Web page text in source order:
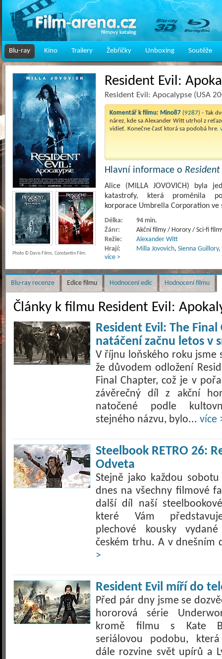
Blu-ray Kino Trailery Žebříčky Unboxing Soutěže
Resident Evil:
Resident Evil: Apocalypse (USA
Komentář k filmu: Mino87 (9287) - Tak
nárez, kde sa Alexander Witt utrhol z
vidieť. Konečne časť ktorá sa podobá hre.
Hlavní informace o
Alice (MILLA JOVOVICH) byla
katastrofy, která proměnila
korporace Umbrella Corporation
Délka:
94 min.
Žánr:
Akční filmy / Horory / Sci-fi
Režie:
Alexander Witt
Hrají:
Milla Jovovich, Sienna Guillory,
více >
Photo © Davis Films, Constantin Film.
Blu-ray recenze Edice filmu Hodnocení edic Hodnocení filmu
Články k filmu Resident Evil:
Resident Evil: The Final
natáčení začnu letos v
V říjnu loňského roku jsme
že důvodem odložení
Final Chapter, což je v
závěrečný díl z akční
natočené podle
stejného názvu, bylo... více
Steelbook RETRO 26:
Odveta
Stejně jako každou
dnes na všechny filmové
další díl naší
které Vám
plechové kousky
českém trhu. A v dnešním
>
Resident Evil míří do
Před pár dny jsme se
hororová série
kromě filmu s Kate
seriálovou podobu,
dále rozvine svět upírů a